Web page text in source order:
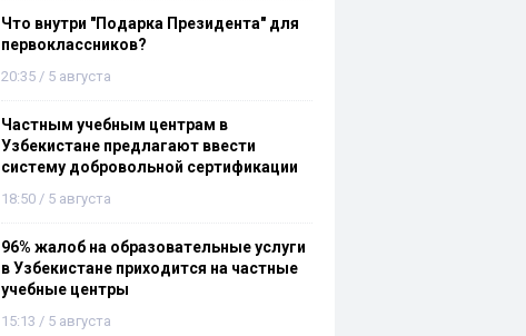
Что внутри "Подарка Президента" для
первоклассников?
20:35 / 5 августа
Частным учебным центрам в
Узбекистане предлагают ввести
систему добровольной сертификации
18:50 / 5 августа
96% жалоб на образовательные услуги
в Узбекистане приходится на частные
учебные центры
15:13 / 5 августа